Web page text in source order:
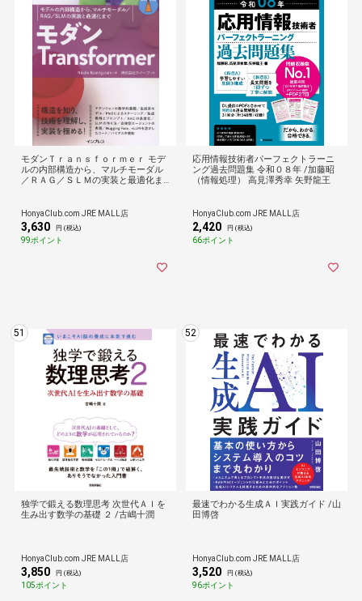
モダンＴｒａｎｓｆｏｒｍｅｒ モデ
ルの内部構造から、マルチモーダル
／ＲＡＧ／ＳＬＭの実装と最適化ま
HonyaClub.com JRE MALL店
3,630 円 (税込)
99ポイント
応用情報技術者パーフェクトラーニ
ング過去問題集 令和０８年 /加藤昭
（情報処理） 高見澤秀幸 矢野龍王
HonyaClub.com JRE MALL店
2,420 円 (税込)
66ポイント
51
独学で鍛える数理思考 次世代ＡＩを
生み出す数学の基礎 ２ /古嶋十潤
HonyaClub.com JRE MALL店
3,850 円 (税込)
105ポイント
52
最速でわかる生成ＡＩ実践ガイド /山
田博啓
HonyaClub.com JRE MALL店
3,520 円 (税込)
96ポイント